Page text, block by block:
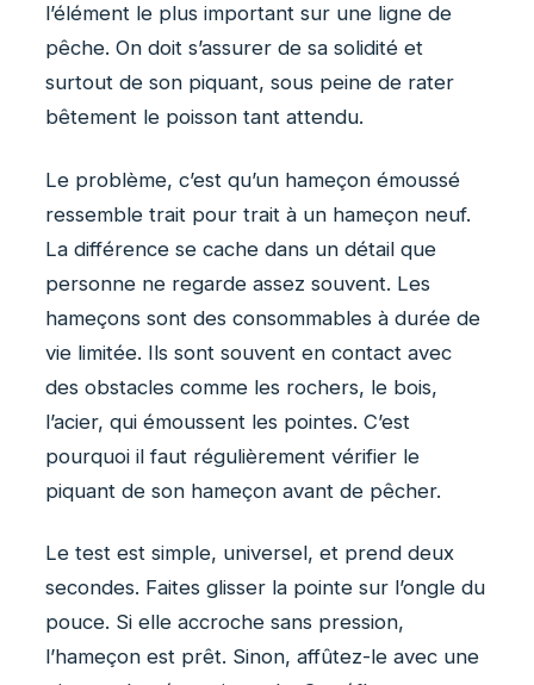
l’élément le plus important sur une ligne de
pêche. On doit s’assurer de sa solidité et
surtout de son piquant, sous peine de rater
bêtement le poisson tant attendu.
Le problème, c’est qu’un hameçon émoussé
ressemble trait pour trait à un hameçon neuf.
La différence se cache dans un détail que
personne ne regarde assez souvent. Les
hameçons sont des consommables à durée de
vie limitée. Ils sont souvent en contact avec
des obstacles comme les rochers, le bois,
l’acier, qui émoussent les pointes. C’est
pourquoi il faut régulièrement vérifier le
piquant de son hameçon avant de pêcher.
Le test est simple, universel, et prend deux
secondes. Faites glisser la pointe sur l’ongle du
pouce. Si elle accroche sans pression,
l’hameçon est prêt. Sinon, affûtez-le avec une